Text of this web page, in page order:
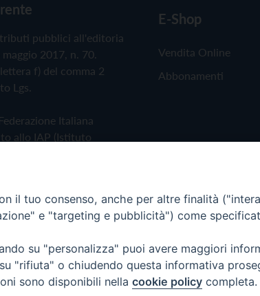
pubblici all'editoria
2017, n. 70.
f) del comma 2
Lgs.
Italiana
allo IAP (Istituto
E-Shop
Vendita Online
Abbonamenti
il tuo consenso, anche per altre finalità
e "targeting e pubblicità") come
su "personalizza" puoi avere maggiori
"rifiuta" o chiudendo questa informativa
sono disponibili nella cookie policy completa.